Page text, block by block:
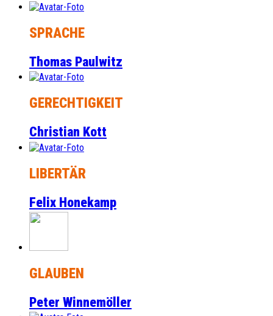
SPRACHE
Thomas Paulwitz
GERECHTIGKEIT
Christian Kott
LIBERTÄR
Felix Honekamp
GLAUBEN
Peter Winnemöller